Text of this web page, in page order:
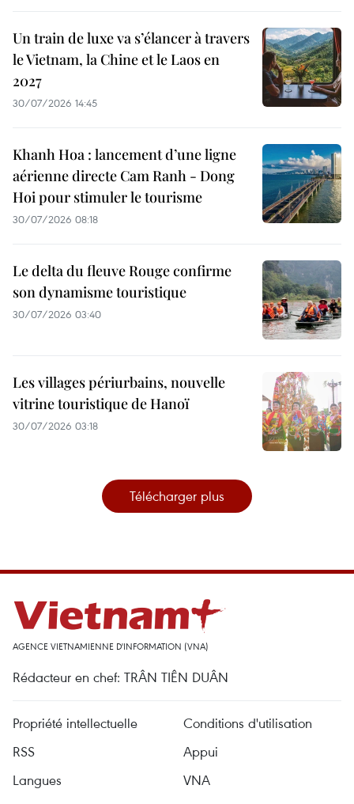
Un train de luxe va s’élancer à travers
le Vietnam, la Chine et le Laos en
2027
30/07/2026 14:45
Khanh Hoa : lancement d’une ligne
aérienne directe Cam Ranh - Dong
Hoi pour stimuler le tourisme
30/07/2026 08:18
Le delta du fleuve Rouge confirme
son dynamisme touristique
30/07/2026 03:40
Les villages périurbains, nouvelle
vitrine touristique de Hanoï
30/07/2026 03:18
Télécharger plus
AGENCE VIETNAMIENNE D'INFORMATION (VNA)
Rédacteur en chef: TRÂN TIÊN DUÂN
Propriété intellectuelle
Conditions d'utilisation
RSS
Appui
Langues
VNA